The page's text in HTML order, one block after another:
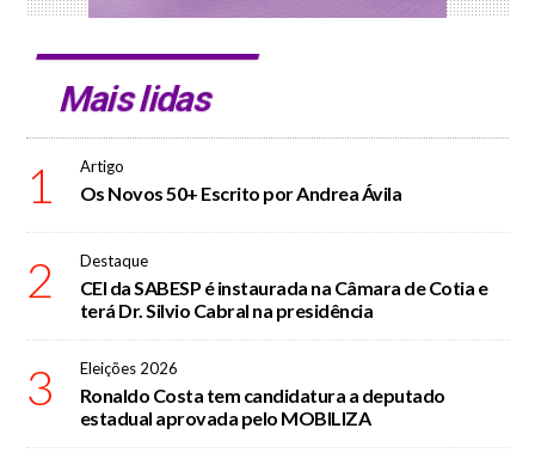
Mais lidas
1 Artigo
Os Novos 50+ Escrito por Andrea Ávila
2 Destaque
CEI da SABESP é instaurada na Câmara de Cotia e
terá Dr. Silvio Cabral na presidência
3 Eleições 2026
Ronaldo Costa tem candidatura a deputado
estadual aprovada pelo MOBILIZA